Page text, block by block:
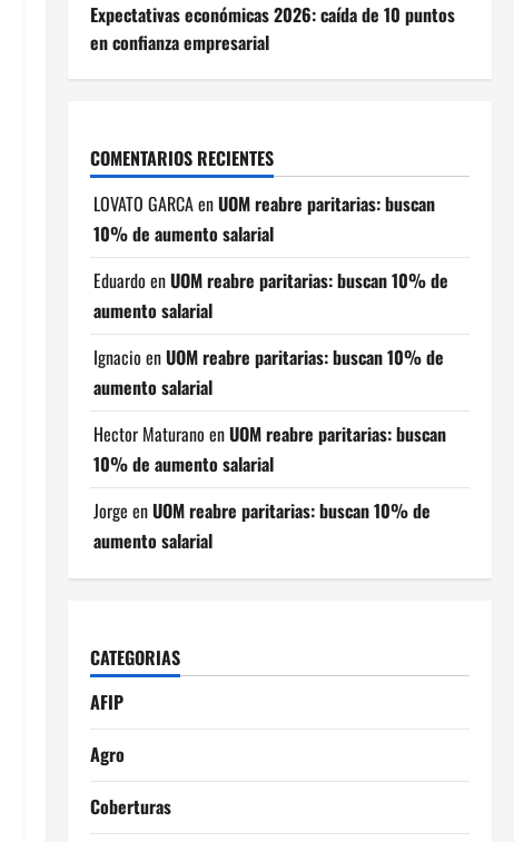
Expectativas económicas 2026: caída de 10 puntos
en confianza empresarial
COMENTARIOS RECIENTES
LOVATO GARCAenUOM reabre paritarias: buscan
10% de aumento salarial
Eduardo enUOM reabre paritarias: buscan 10% de
aumento salarial
Ignacio enUOM reabre paritarias: buscan 10% de
aumento salarial
Hector Maturano enUOM reabre paritarias: buscan
10% de aumento salarial
Jorge enUOM reabre paritarias: buscan 10% de
aumento salarial
CATEGORIAS
AFIP
Agro
Coberturas